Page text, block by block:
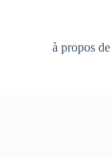
à propos de